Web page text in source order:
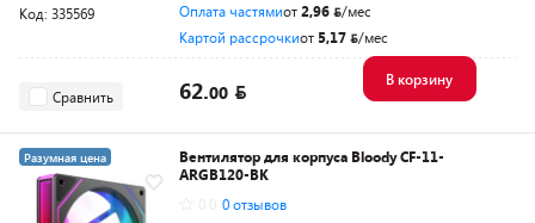
Код: 335569 Оплата частямиот2,96
/мес
Картой рассрочкиот 5,17 /мес
Сравнить 62.00
В корзину
Разумная цена
Вентилятор для корпуса Bloody CF-11-
ARGB120-BK
0 отзывов